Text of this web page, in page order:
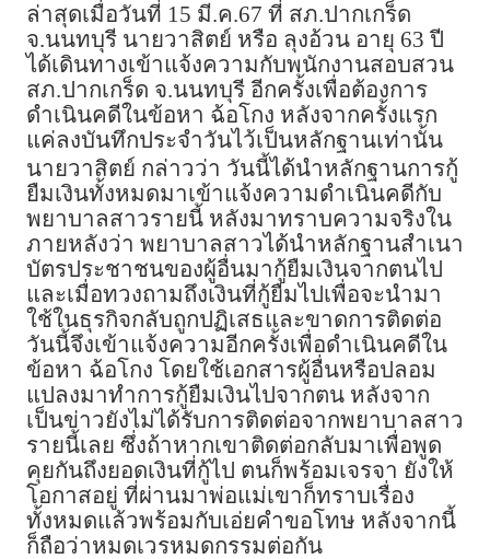
ล่าสุดเมื่อวันที่ 15 มี.ค.67 ที่ สภ.ปากเกร็ด
จ.นนทบุรี นายวาสิตย์ หรือ ลุงอ้วน อายุ 63 ปี
ได้เดินทางเข้าแจ้งความกับพนักงานสอบสวน
สภ.ปากเกร็ด จ.นนทบุรี อีกครั้งเพื่อต้องการ
ดำเนินคดีในข้อหา ฉ้อโกง หลังจากครั้งแรก
แค่ลงบันทึกประจำวันไว้เป็นหลักฐานเท่านั้น
นายวาสิตย์ กล่าวว่า วันนี้ได้นำหลักฐานการกู้
ยืมเงินทั้งหมดมาเข้าแจ้งความดำเนินคดีกับ
พยาบาลสาวรายนี้ หลังมาทราบความจริงใน
ภายหลังว่า พยาบาลสาวได้นำหลักฐานสำเนา
บัตรประชาชนของผู้อื่นมากู้ยืมเงินจากตนไป
และเมื่อทวงถามถึงเงินที่กู้ยืมไปเพื่อจะนำมา
ใช้ในธุรกิจกลับถูกปฏิเสธและขาดการติดต่อ
วันนี้จึงเข้าแจ้งความอีกครั้งเพื่อดำเนินคดีใน
ข้อหา ฉ้อโกง โดยใช้เอกสารผู้อื่นหรือปลอม
แปลงมาทำการกู้ยืมเงินไปจากตน หลังจาก
เป็นข่าวยังไม่ได้รับการติดต่อจากพยาบาลสาว
รายนี้เลย ซึ่งถ้าหากเขาติดต่อกลับมาเพื่อพูด
คุยกันถึงยอดเงินที่กู้ไป ตนก็พร้อมเจรจา ยังให้
โอกาสอยู่ ที่ผ่านมาพ่อแม่เขาก็ทราบเรื่อง
ทั้งหมดแล้วพร้อมกับเอ่ยคำขอโทษ หลังจากนี้
ก็ถือว่าหมดเวรหมดกรรมต่อกัน